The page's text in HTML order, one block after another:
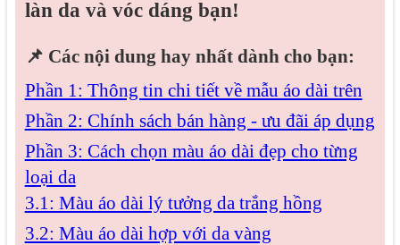
làn da và vóc dáng bạn!
📌 Các nội dung hay nhất dành cho bạn:
Phần 1: Thông tin chi tiết về mẫu áo dài trên
Phần 2: Chính sách bán hàng - ưu đãi áp dụng
Phần 3: Cách chọn màu áo dài đẹp cho từng
loại da
3.1: Màu áo dài lý tưởng da trắng hồng
3.2: Màu áo dài hợp với da vàng